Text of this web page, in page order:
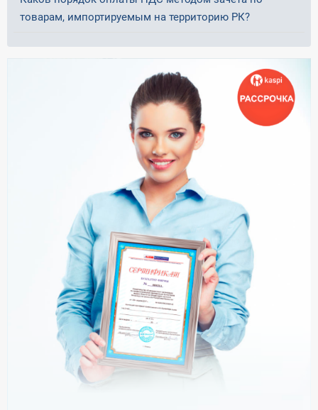
товарам, импортируемым на территорию РК?